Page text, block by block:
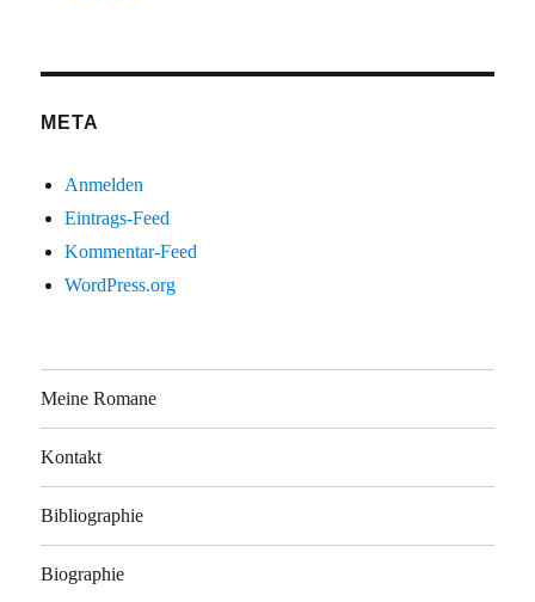
META
Anmelden
Eintrags-Feed
Kommentar-Feed
WordPress.org
Meine Romane
Kontakt
Bibliographie
Biographie